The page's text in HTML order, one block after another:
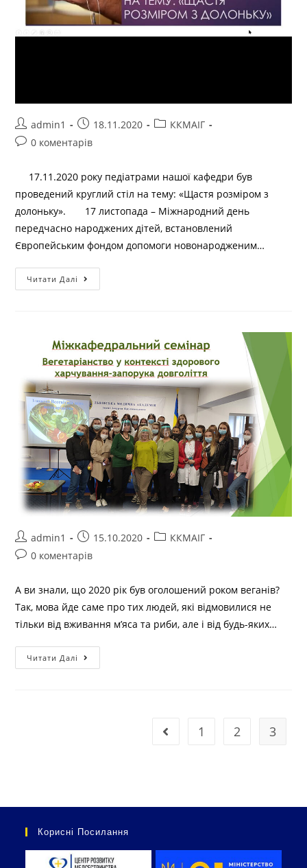
admin1 18.11.2020
ККМАІГ
0 коментарів
17.11.2020 року педіатрами нашої кафедри був
проведений круглий стіл на тему: «Щастя розміром з
долоньку». 17 листопада – Міжнародний день
передчасно народжених дітей, встановлений
Європейським фондом допомоги новонародженим…
Читати Далі
admin1 15.10.2020
ККМАІГ
0 коментарів
А ви знали, що 2020 рік був оголошений роком веганів?
Так, мова йде саме про тих людей, які відмовилися не
тільки від вживання м’яса та риби, але і від будь-яких…
Читати Далі
1 2 3
Корисні Посилання